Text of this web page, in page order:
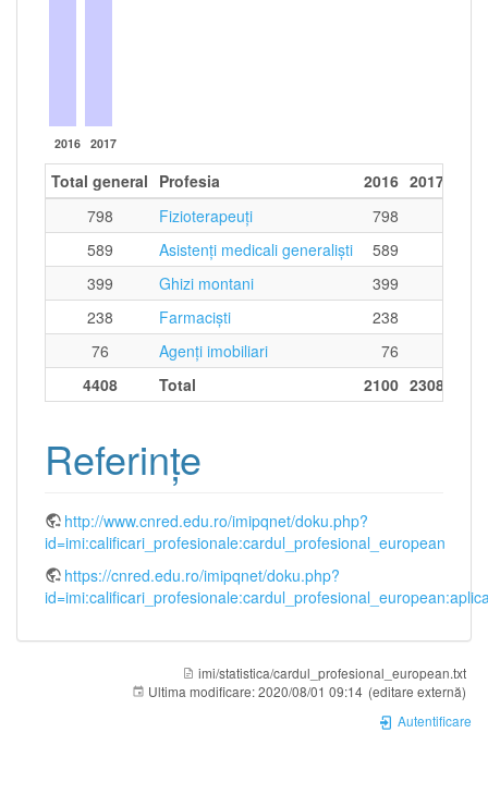
2016 2017
Total general Profesia 2016 2017
798
Fizioterapeuţi
798
589
Asistenţi medicali generalişti
589
399
Ghizi montani
399
238
Farmacişti
238
76
Agenţi imobiliari
76
4408
Total 2100 2308
Referințe
http://www.cnred.edu.ro/imipqnet/doku.php?
id=imi:calificari_profesionale:cardul_profesional_european
https://cnred.edu.ro/imipqnet/doku.php?
imi/statistica/cardul_profesional_european.txt
Ultima modificare:2020/08/01 09:14 (editare externă)
Autentificare